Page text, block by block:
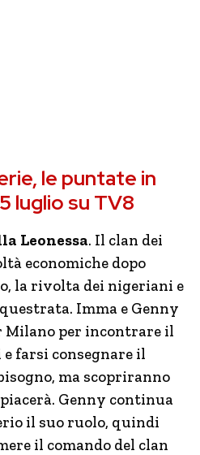
le puntate in
luglio su TV8
Leonessa. Il clan dei
economiche dopo
la rivolta dei nigeriani e
Imma e Genny
Milano per incontrare il
farsi consegnare il
ma scopriranno
Genny continua
il suo ruolo, quindi
il comando del clan